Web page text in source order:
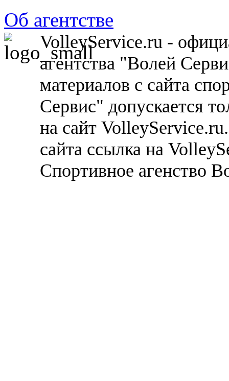
Об агентстве
VolleyService.ru -
агентства "Волей
материалов с сайта
Сервис" допускается
на сайт
сайта ссылка на
Спортивное агенство